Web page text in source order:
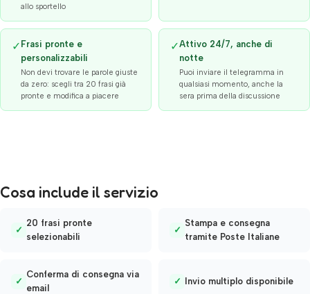
allo sportello
✓ Frasi pronte e
personalizzabili
Non devi trovare le parole giuste
da zero: scegli tra 20 frasi già
pronte e modifica a piacere
✓Attivo 24/7, anche di
notte
Puoi inviare il telegramma in
qualsiasi momento, anche la
sera prima della discussione
Cosa include il servizio
✓
20 frasi pronte
selezionabili
✓
Stampa e consegna
tramite Poste Italiane
✓
Conferma di consegna via
email
✓ Invio multiplo disponibile